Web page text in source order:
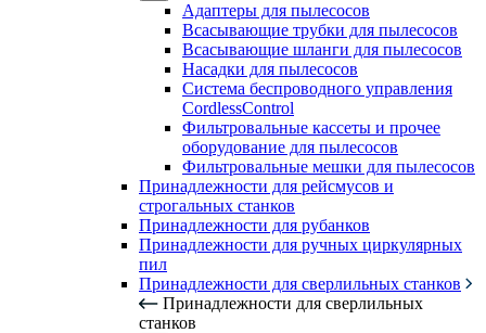
Адаптеры для пылесосов
Всасывающие трубки для пылесосов
Всасывающие шланги для пылесосов
Насадки для пылесосов
Система беспроводного управления
CordlessControl
Фильтровальные кассеты и прочее
оборудование для пылесосов
Фильтровальные мешки для пылесосов
Принадлежности для рейсмусов и
строгальных станков
Принадлежности для рубанков
Принадлежности для ручных циркулярных
пил
Принадлежности для сверлильных станков
Принадлежности для сверлильных
станков